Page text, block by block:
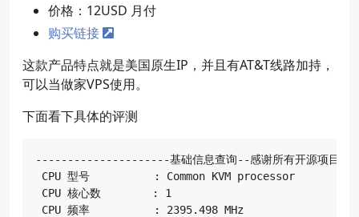
价格：12USD 月付
购买链接
这款产品特点就是美国原生IP，并且有AT&T线路加持，
可以当做家VPS使用。
下面看下具体的评测
---------------------基础信息查询--感谢所有开源项
CPU 型号          : Common KVM processor
CPU 核心数        : 1
CPU 频率          : 2395.498 MHz